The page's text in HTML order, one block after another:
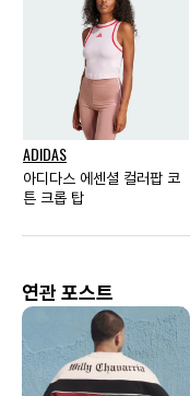
ADIDAS
아디다스 에센셜 컬러팝 코
튼 크롭 탑
연관 포스트